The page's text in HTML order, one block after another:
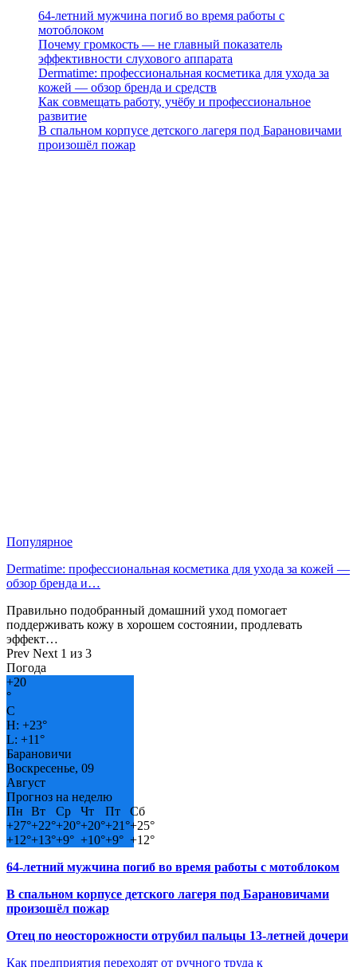
64-летний мужчина погиб во время работы с
мотоблоком
Почему громкость — не главный показатель
эффективности слухового аппарата
Dermatime: профессиональная косметика для ухода за
кожей — обзор бренда и средств
Как совмещать работу, учёбу и профессиональное
развитие
В спальном корпусе детского лагеря под Барановичами
произошёл пожар
Популярное
Dermatime: профессиональная косметика для ухода за кожей —
обзор бренда и…
Правильно подобранный домашний уход помогает
поддерживать кожу в хорошем состоянии, продлевать
эффект…
Prev Next 1 из 3
Погода
+20
°
C
H: +23°
L: +11°
Барановичи
Воскресенье, 09
Август
Прогноз на неделю
Пн
Вт Ср Чт Пт
Сб
+27°+22°+20°+20°+21°+25°
+12°+13°+9° +10°+9° +12°
64-летний мужчина погиб во время работы с мотоблоком
В спальном корпусе детского лагеря под Барановичами
произошёл пожар
Отец по неосторожности отрубил пальцы 13-летней дочери
Как предприятия переходят от ручного труда к